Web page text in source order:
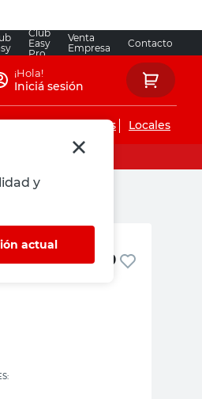
Club
Easy
Pro
Venta
Empresa
Contacto
y
actual
¡Hola!
Iniciá sesión
de instalaciones Locales
Manual 159